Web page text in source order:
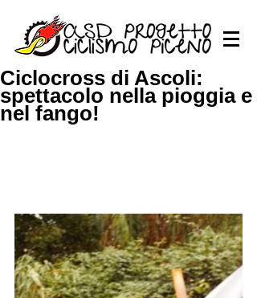
Ciclocross di Ascoli:
spettacolo nella pioggia e
nel fango!